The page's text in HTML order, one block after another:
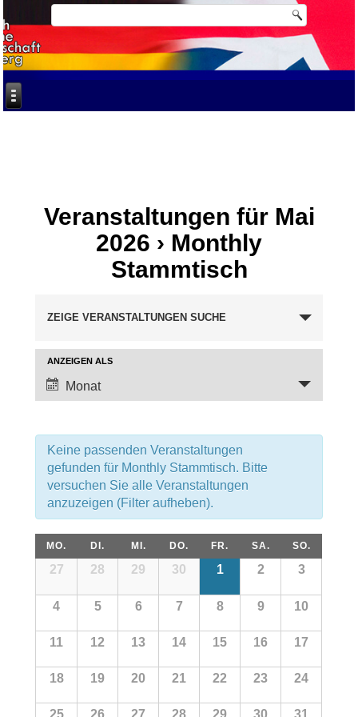
Veranstaltungen für Mai
2026 › Monthly
Stammtisch
Veranstaltungen
und
Ansichten,
ZEIGE VERANSTALTUNGEN SUCHE
Veranstaltung
Ansichten-
Navigation
ANZEIGEN ALS
Monat
Keine passenden Veranstaltungen
gefunden für Monthly Stammtisch. Bitte
versuchen Sie alle Veranstaltungen
anzuzeigen (Filter aufheben).
Kalender
von
Veranstaltungen
Kalender
MO. DI. MI. DO. FR. SA. SO.
27 28 29 30 1 2 3
4 5 6 7 8 9 10
11 12 13 14 15 16 17
18 19 20 21 22 23 24
25 26 27 28 29 30 31